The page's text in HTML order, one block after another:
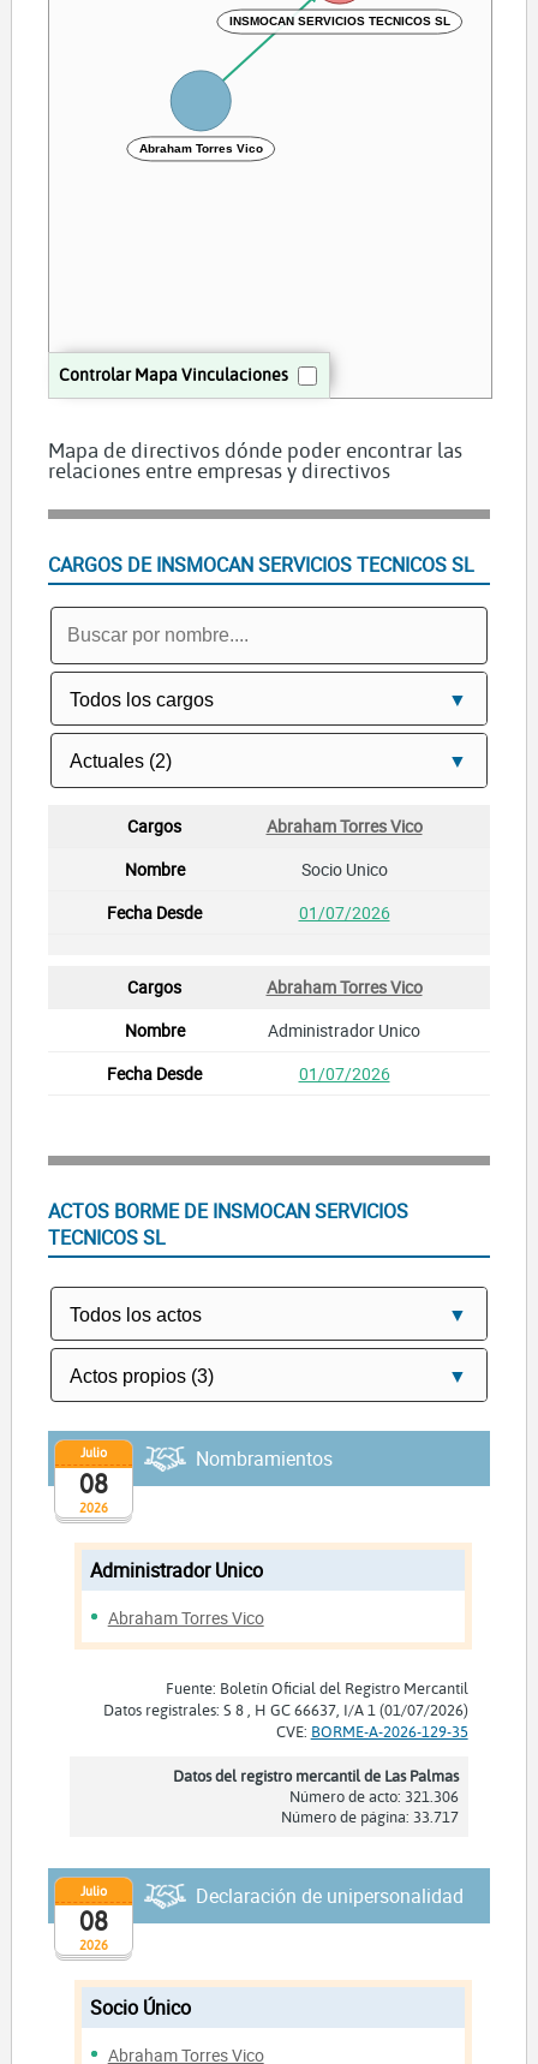
Controlar Mapa Vinculaciones
INSMOCAN SERVICIOS TECNICOS SL
Abraham Torres Vico
Mapa de directivos dónde poder encontrar las
relaciones entre empresas y directivos
CARGOS DE INSMOCAN SERVICIOS TECNICOS SL
Abraham Torres Vico
Socio Unico
01/07/2026
Abraham Torres Vico
Administrador Unico
01/07/2026
ACTOS BORME DE INSMOCAN SERVICIOS
TECNICOS SL
2026
Julio
08
Nombramientos
Administrador Unico
Abraham Torres Vico
Fuente: Boletín Oficial del Registro Mercantil
Datos registrales: S 8 , H GC 66637, I/A 1 (01/07/2026)
CVE: BORME-A-2026-129-35
Datos del registro mercantil de Las Palmas
Número de acto: 321.306
Número de página: 33.717
2026
Julio
08
Declaración de unipersonalidad
Socio Único
Abraham Torres Vico